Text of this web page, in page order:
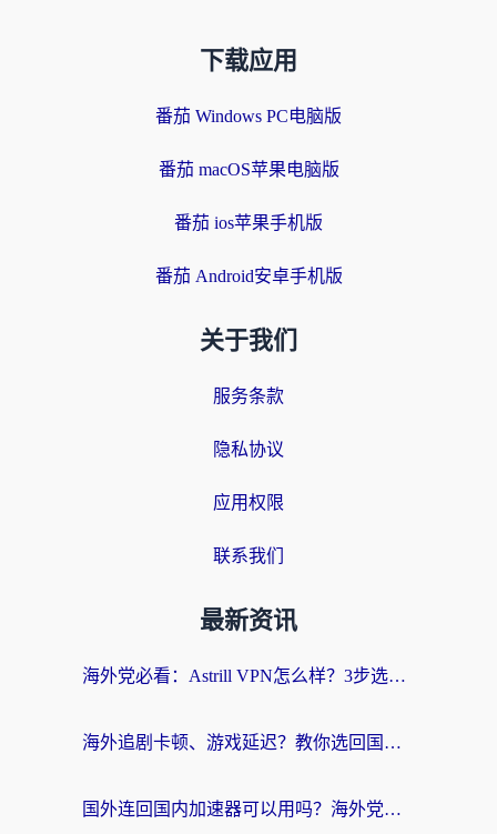
下载应用
番茄 Windows PC电脑版
番茄 macOS苹果电脑版
番茄 ios苹果手机版
番茄 Android安卓手机版
关于我们
服务条款
隐私协议
应用权限
联系我们
最新资讯
海外党必看：Astrill VPN怎么样？3步选对回国加速器实现无缝刷剧玩游戏
海外追剧卡顿、游戏延迟？教你选回国加速器，附免费加速器试用一小时福利
国外连回国内加速器可以用吗？海外党亲测实用指南，解决追剧游戏卡顿难题